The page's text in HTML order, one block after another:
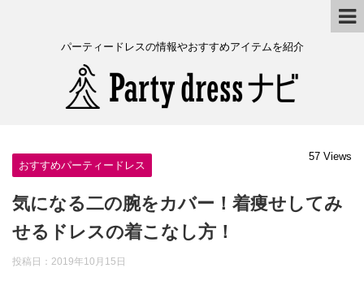
パーティードレスの情報やおすすめアイテムを紹介
おすすめパーティードレス
57 Views
気になる二の腕をカバー！着痩せしてみ
せるドレスの着こなし方！
投稿日： 2019年10月15日